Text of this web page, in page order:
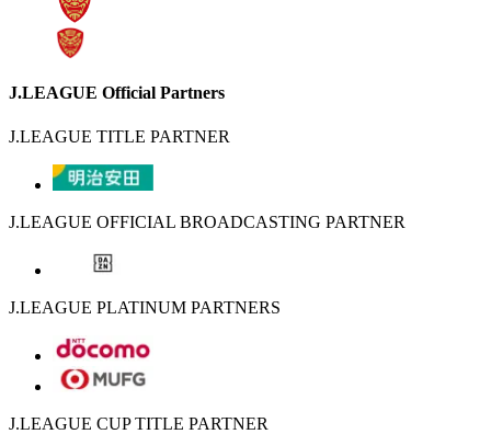
J.LEAGUE Official Partners
J.LEAGUE TITLE PARTNER
J.LEAGUE OFFICIAL BROADCASTING PARTNER
J.LEAGUE PLATINUM PARTNERS
J.LEAGUE CUP TITLE PARTNER